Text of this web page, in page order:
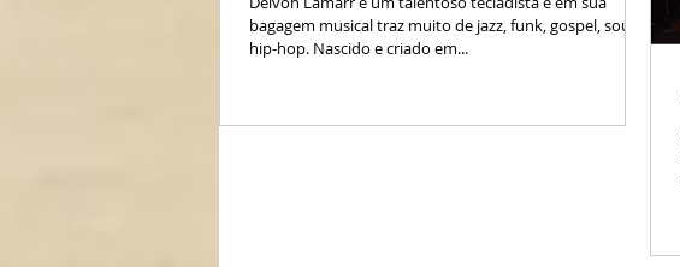
bagagem musical traz muito de jazz, funk, gospel, soul e
hip-hop. Nascido e criado em...